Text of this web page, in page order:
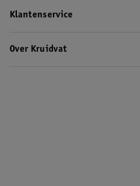
Klantenservice
Over Kruidvat